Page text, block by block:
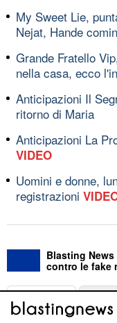
My Sweet Lie,
Nejat, Hande
Grande Fratello
nella casa, ecco
Anticipazioni Il
ritorno di Maria
Anticipazioni La
VIDEO
Uomini e donne,
registrazioni
Blasting
contro le fake
ABOUT